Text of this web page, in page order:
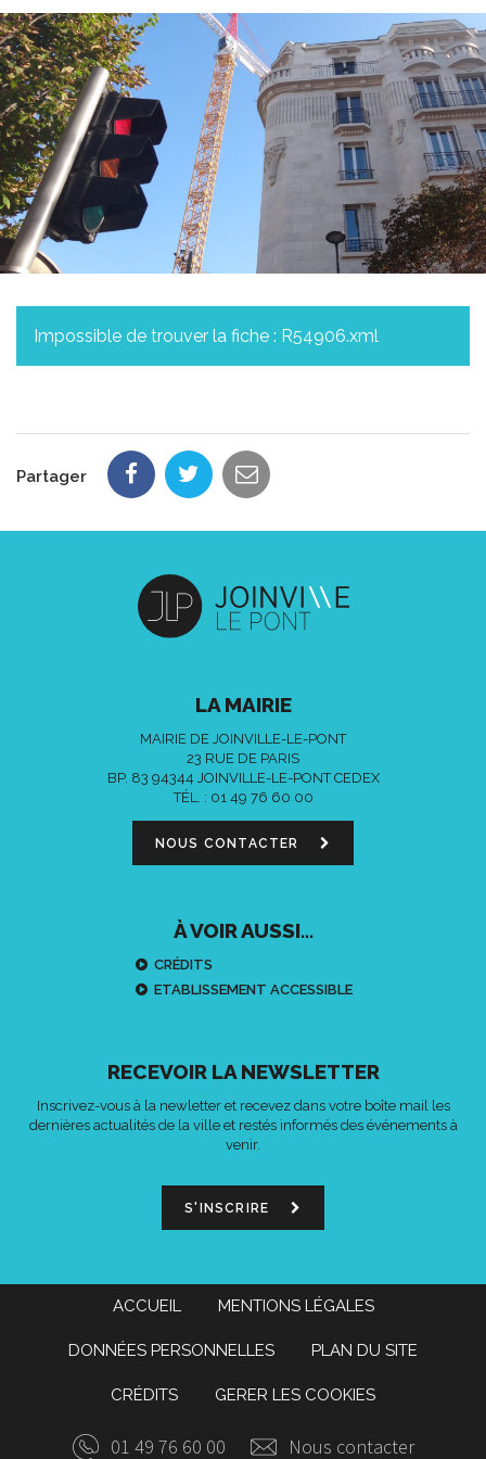
Impossible de trouver la fiche : R54906.xml
Partager
LA MAIRIE
MAIRIE DE JOINVILLE-LE-PONT
23 RUE DE PARIS
BP. 83 94344 JOINVILLE-LE-PONT CEDEX
TÉL. : 01 49 76 60 00
NOUS CONTACTER
À VOIR AUSSI...
CRÉDITS
ETABLISSEMENT ACCESSIBLE
RECEVOIR LA NEWSLETTER
Inscrivez-vous à la newletter et recevez dans votre boîte mail les
dernières actualités de la ville et restés informés des événements à
venir.
S'INSCRIRE
ACCUEIL MENTIONS LÉGALES
DONNÉES PERSONNELLES PLAN DU SITE
CRÉDITS GERER LES COOKIES
01 49 76 60 00 Nous contacter